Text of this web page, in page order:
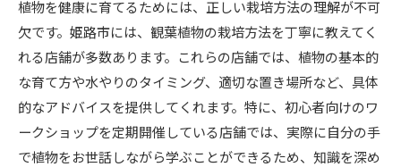
植物を健康に育てるためには、正しい栽培方法の理解が不可
欠です。姫路市には、観葉植物の栽培方法を丁寧に教えてく
れる店舗が多数あります。これらの店舗では、植物の基本的
な育て方や水やりのタイミング、適切な置き場所など、具体
的なアドバイスを提供してくれます。特に、初心者向けのワ
ークショップを定期開催している店舗では、実際に自分の手
で植物をお世話しながら学ぶことができるため、知識を深め